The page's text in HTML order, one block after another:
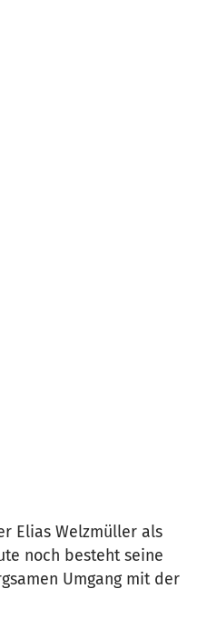
Elias Welzmüller als
noch besteht seine
Umgang mit der